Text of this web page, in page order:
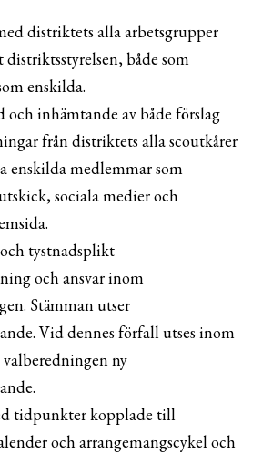
distriktets alla arbetsgrupper
distriktsstyrelsen, både som
enskilda.
och inhämtande av både förslag
från distriktets alla scoutkårer
enskilda medlemmar som
sociala medier och
tystnadsplikt
och ansvar inom
Stämman utser
Vid dennes förfall utses inom
ny
tidpunkter kopplade till
och arrangemangscykel och